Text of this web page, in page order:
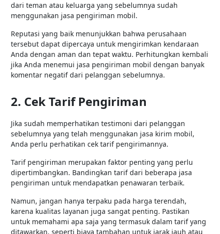
dari teman atau keluarga yang sebelumnya sudah
menggunakan jasa pengiriman mobil.
Reputasi yang baik menunjukkan bahwa perusahaan
tersebut dapat dipercaya untuk mengirimkan kendaraan
Anda dengan aman dan tepat waktu. Perhitungkan kembali
jika Anda menemui jasa pengiriman mobil dengan banyak
komentar negatif dari pelanggan sebelumnya.
2. Cek Tarif Pengiriman
Jika sudah memperhatikan testimoni dari pelanggan
sebelumnya yang telah menggunakan jasa kirim mobil,
Anda perlu perhatikan cek tarif pengirimannya.
Tarif pengiriman merupakan faktor penting yang perlu
dipertimbangkan. Bandingkan tarif dari beberapa jasa
pengiriman untuk mendapatkan penawaran terbaik.
Namun, jangan hanya terpaku pada harga terendah,
karena kualitas layanan juga sangat penting. Pastikan
untuk memahami apa saja yang termasuk dalam tarif yang
ditawarkan, seperti biaya tambahan untuk jarak jauh atau